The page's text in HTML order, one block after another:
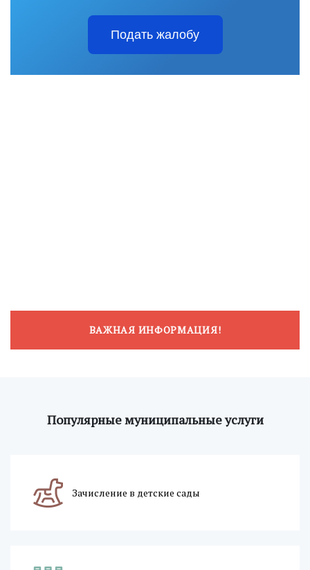
Подать жалобу
ВАЖНАЯ ИНФОРМАЦИЯ!
Популярные муниципальные услуги
Зачисление в детские сады